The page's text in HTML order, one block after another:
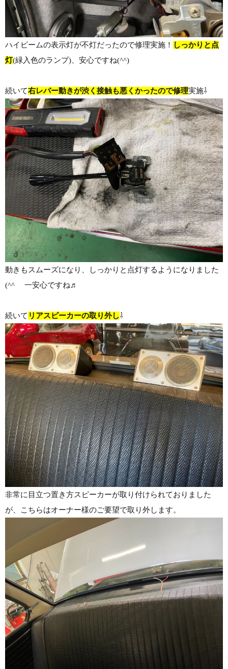
ハイビームの表示灯が不灯だったので修理実施！ しっかりと点
灯(緑入色のランプ)、安心ですね(^^)
続いて右レバー動きが渋く接触も悪くかったので修理実施⇩
動きもスムーズになり、しっかりと点灯するようになりました
(^^ゞ 一安心ですね♬
続いて リアスピーカーの取り外し⇩
非常に目立つ置き方スピーカーが取り付けられておりました
が、こちらはオーナー様のご要望で取り外します。